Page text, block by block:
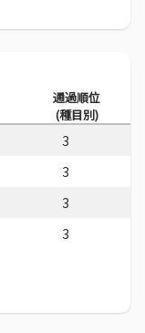
通過順位
(種目別)
3
3
3
3